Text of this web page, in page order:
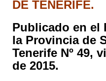
DE TENERIFE.
Publicado en el
la Provincia de
Tenerife Nº 49,
de 2015.